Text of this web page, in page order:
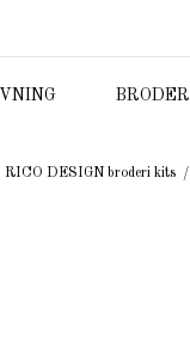
RICO DESIGN broderi kits /